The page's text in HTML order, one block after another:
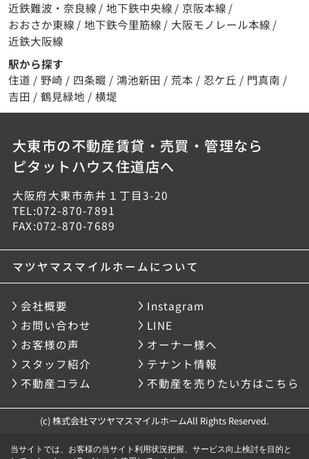
近鉄難波・奈良線 / 地下鉄中央線 / 京阪本線 /
おおさか東線 / 地下鉄今里筋線 / 大阪モノレール本線 /
近鉄大阪線
駅から探す
住道 / 野崎 / 四条畷 / 鴻池新田 / 荒本 / 忍ケ丘 / 門真南 /
吉田 / 鶴見緑地 / 横堤
大東市の不動産賃貸・売買・管理なら
ピタットハウス住道店へ
大阪府大東市赤井１丁目3-20
TEL:072-870-7891
FAX:072-870-7689
マツヤマスマイルホームについて
会社概要
Instagram
お問い合わせ
LINE
お客様の声
オーナー様へ
スタッフ紹介
テナント情報
不動産コラム
不動産を売りたい方はこちら
(c) 株式会社マツヤマスマイルホームAll Rights Reserved.
当サイトでは、お客様の当サイト利用状況把握、サービス向上検討を目的と